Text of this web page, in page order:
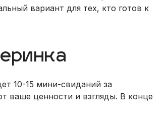
вариант для тех, кто готов к
10-15 мини-свиданий за
ваше ценности и взгляды. В конце